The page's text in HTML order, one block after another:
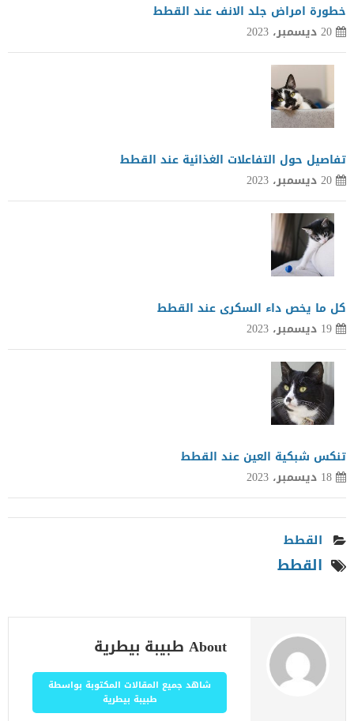
خطورة امراض جلد الانف عند القطط
20 ديسمبر، 2023
تفاصيل حول التفاعلات الغذائية عند القطط
20 ديسمبر، 2023
كل ما يخص داء السكرى عند القطط
19 ديسمبر، 2023
تنكس شبكية العين عند القطط
18 ديسمبر، 2023
القطط
القطط
About طبيبة بيطرية
شاهد جميع المقالات المكتوبة بواسطة
طبيبة بيطرية